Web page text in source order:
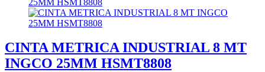
CINTA METRICA INDUSTRIAL 8 MT
INGCO 25MM HSMT8808